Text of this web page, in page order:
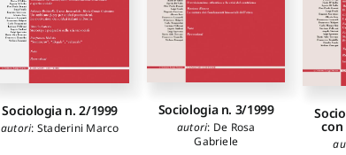
Sociologia n. 2/1999
autori: Staderini Marco
Sociologia n. 3/1999
autori: De Rosa
Gabriele
con